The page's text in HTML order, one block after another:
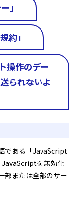
」
約」
操作のデー
られないよ
である「JavaScript
JavaScriptを無効化
部または全部のサー